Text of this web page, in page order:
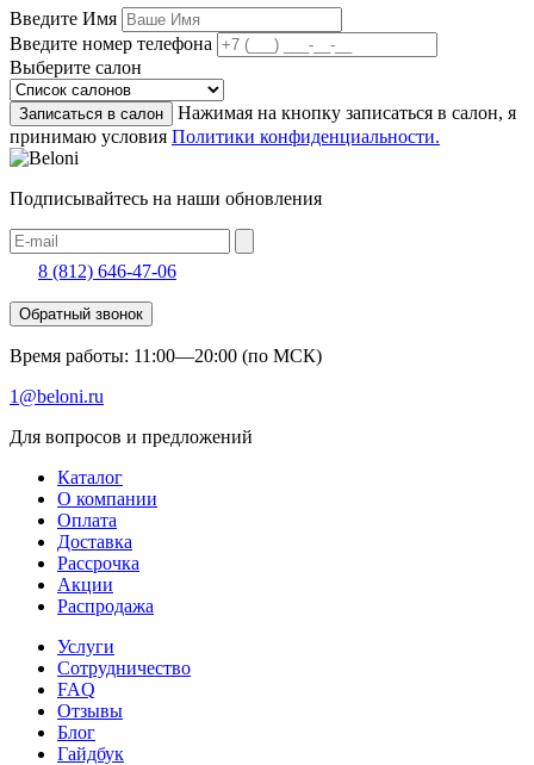
Введите Имя
Введите номер телефона
Выберите салон
Записаться в салон
Нажимая на кнопку записаться в салон, я
принимаю условия Политики конфиденциальности.
Подписывайтесь на наши обновления
8 (812) 646-47-06
Обратный звонок
Время работы: 11:00—20:00 (по МСК)
1@beloni.ru
Для вопросов и предложений
Каталог
О компании
Оплата
Доставка
Рассрочка
Акции
Распродажа
Услуги
Сотрудничество
FAQ
Отзывы
Блог
Гайдбук